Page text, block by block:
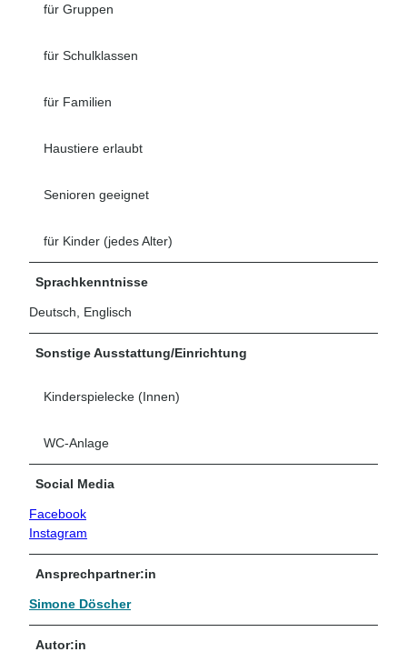
für Gruppen
für Schulklassen
für Familien
Haustiere erlaubt
Senioren geeignet
für Kinder (jedes Alter)
Sprachkenntnisse
Deutsch, Englisch
Sonstige Ausstattung/Einrichtung
Kinderspielecke (Innen)
WC-Anlage
Social Media
Facebook
Instagram
Ansprechpartner:in
Simone Döscher
Autor:in